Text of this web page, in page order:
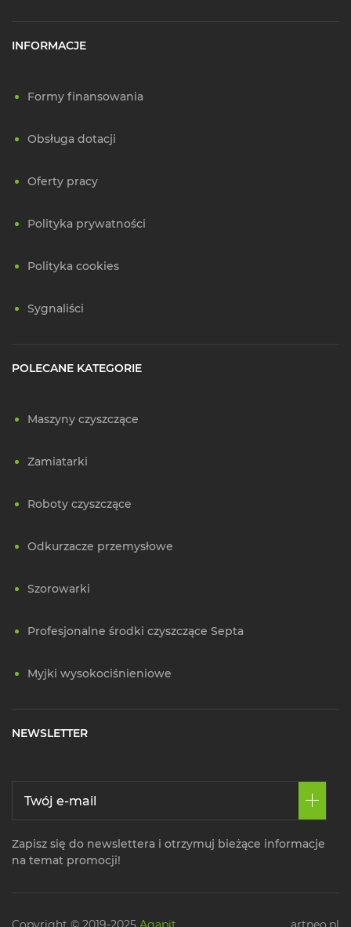
INFORMACJE
Formy finansowania
Obsługa dotacji
Oferty pracy
Polityka prywatności
Polityka cookies
Sygnaliści
POLECANE KATEGORIE
Maszyny czyszczące
Zamiatarki
Roboty czyszczące
Odkurzacze przemysłowe
Szorowarki
Profesjonalne środki czyszczące Septa
Myjki wysokociśnieniowe
NEWSLETTER
Zapisz się do newslettera i otrzymuj bieżące informacje
na temat promocji!